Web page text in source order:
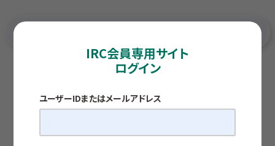
IRC会員専用サイト
ログイン
ユーザーIDまたはメールアドレス
証券口座の不正取引
COMPASS